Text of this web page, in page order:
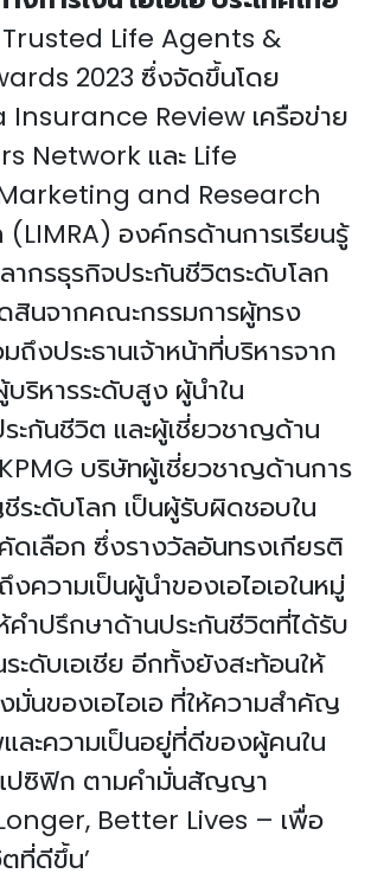
Trusted Life Agents &
2023 ซึ่งจัดขึ้นโดย
Insurance Review เครือข่าย
Network และ Life
and Research
องค์กรด้านการเรียนรู้
กรธุรกิจประกันชีวิตระดับโลก
สินจากคณะกรรมการผู้ทรง
งประธานเจ้าหน้าที่บริหารจาก
ริหารระดับสูง ผู้นำใน
ะกันชีวิต และผู้เชี่ยวชาญด้าน
บริษัทผู้เชี่ยวชาญด้านการ
ะดับโลก เป็นผู้รับผิดชอบใน
ดเลือก ซึ่งรางวัลอันทรงเกียรติ
ความเป็นผู้นำของเอไอเอในหมู่
คำปรึกษาด้านประกันชีวิตที่ได้รับ
ะดับเอเชีย อีกทั้งยังสะท้อนให้
มั่นของเอไอเอ ที่ให้ความสำคัญ
ละความเป็นอยู่ที่ดีของผู้คนใน
แปซิฟิก ตามคำมั่นสัญญา
Better Lives – เพื่อ
ที่ดีขึ้น’